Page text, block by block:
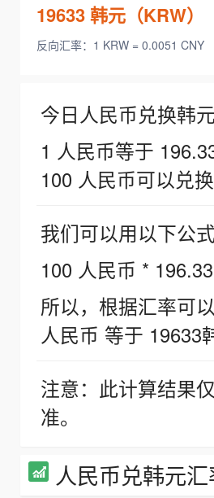
19633韩元（KRW）
反向汇率：1 KRW = 0.0051 CNY
今日人民币兑换韩元
1 人民币等于
100 人民币可以兑
我们可以用以下公
100 人民币 *
所以，根据汇率可
人民币 等于 19633
注意：此计算结果
准。
人民币兑韩元